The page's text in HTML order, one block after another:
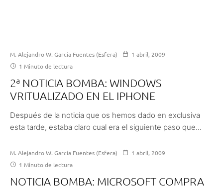
M. Alejandro W. García Fuentes (Esfera)
1 abril, 2009
1 Minuto de lectura
2ª NOTICIA BOMBA: WINDOWS
VRITUALIZADO EN EL IPHONE
Después de la noticia que os hemos dado en exclusiva
esta tarde, estaba claro cual era el siguiente paso que...
M. Alejandro W. García Fuentes (Esfera)
1 abril, 2009
1 Minuto de lectura
NOTICIA BOMBA: MICROSOFT COMPRA